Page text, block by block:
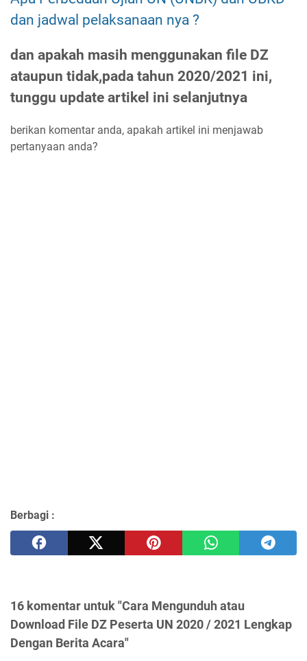
dan jadwal pelaksanaan nya ?
dan apakah masih menggunakan file DZ
ataupun tidak,pada tahun 2020/2021 ini,
tunggu update artikel ini selanjutnya
berikan komentar anda, apakah artikel ini menjawab
pertanyaan anda?
Berbagi :
16 komentar untuk "Cara Mengunduh atau
Download File DZ Peserta UN 2020 / 2021 Lengkap
Dengan Berita Acara"